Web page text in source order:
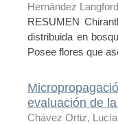
Hernández
RESUMEN
distribuida en
Posee flores que
evaluación de
Chávez Ortiz,